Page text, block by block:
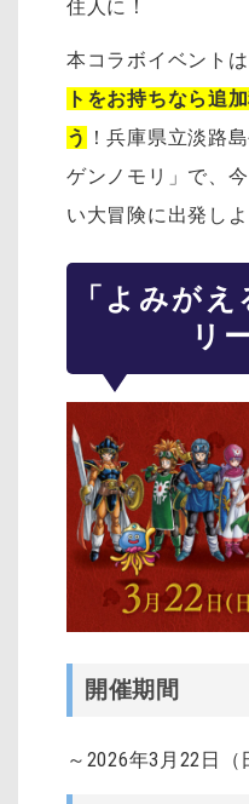
住人に！
本コラボイベントは
トをお持ちなら追
う ！兵庫県立淡路
ゲンノモリ」で、
い大冒険に出発しよ
「よみが
リ
開催期間
～2026年3月22日（